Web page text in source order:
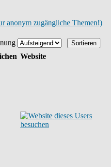
anonym zugängliche Themen!)
Website